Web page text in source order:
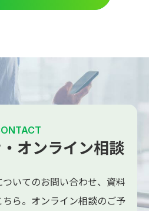
オンライン相談
いてのお問い合わせ、 資料
ら。 オンライン相談のご予